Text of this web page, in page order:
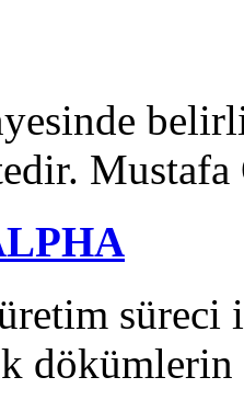
süreci
dökümlerin